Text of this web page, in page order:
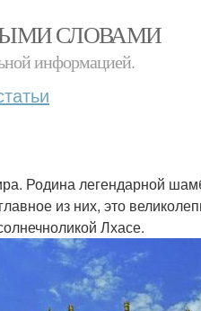
СЛОВАМИ
информацией.
Родина легендарной
из них, это
Лхасе.